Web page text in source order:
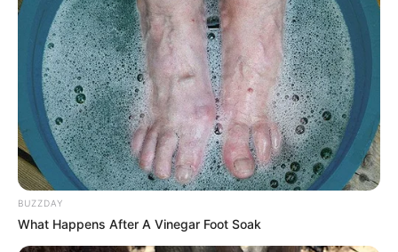
BUZZDAY
What Happens After A Vinegar Foot Soak